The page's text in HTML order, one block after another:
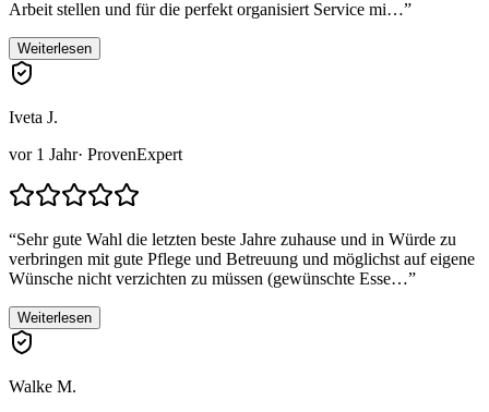
Arbeit stellen und für die perfekt organisiert Service mi…”
Weiterlesen
Iveta J.
vor 1 Jahr· ProvenExpert
“Sehr gute Wahl die letzten beste Jahre zuhause und in Würde zu
verbringen mit gute Pflege und Betreuung und möglichst auf eigene
Wünsche nicht verzichten zu müssen (gewünschte Esse…”
Weiterlesen
Walke M.